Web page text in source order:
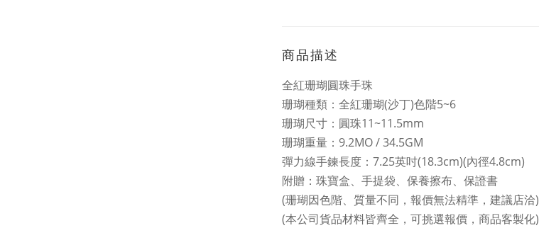
商品描述
全紅珊瑚圓珠手珠
珊瑚種類：全紅珊瑚(沙丁)色階5~6
珊瑚尺寸：圓珠11~11.5mm
珊瑚重量：9.2MO / 34.5GM
彈力線手鍊長度：7.25英吋(18.3cm)(內徑4.8cm)
附贈：珠寶盒、手提袋、保養擦布、保證書
(珊瑚因色階、質量不同，報價無法精準，建議店洽)
(本公司貨品材料皆齊全，可挑選報價，商品客製化)